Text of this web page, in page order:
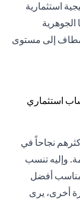
استثمارية
إلى مستوى
نجاحاً في
وإليه تنسب
مناسب أفضل
أخرى، يرى